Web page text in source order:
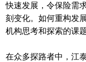
快速发展，令保险需
刻变化。如何重构发
机构思考和探索的课题
在众多探路者中，江